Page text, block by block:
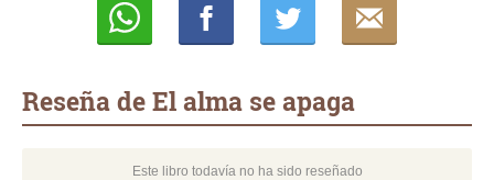
Reseña de El alma se apaga
Este libro todavía no ha sido reseñado